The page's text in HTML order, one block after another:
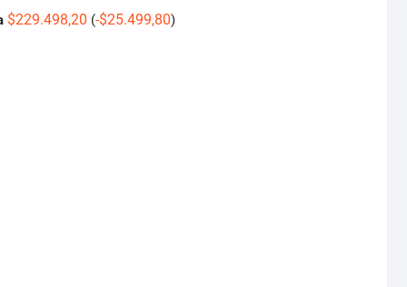
$229.498,20 (-$25.499,80)